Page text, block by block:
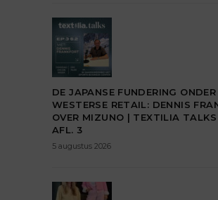
DE JAPANSE FUNDERING
WESTERSE RETAIL: DENNIS
OVER MIZUNO | TEXTILIA
AFL. 3
5 augustus 2026